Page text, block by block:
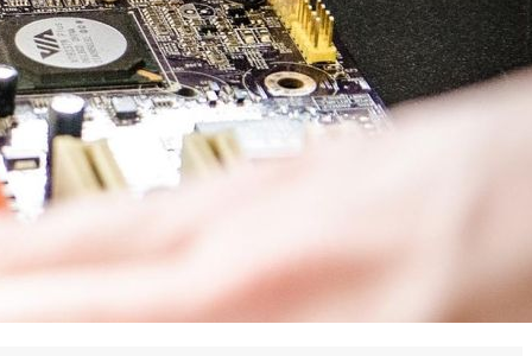
croissance »
dédiées au développement commercial
services de networking
de nouvelles activités